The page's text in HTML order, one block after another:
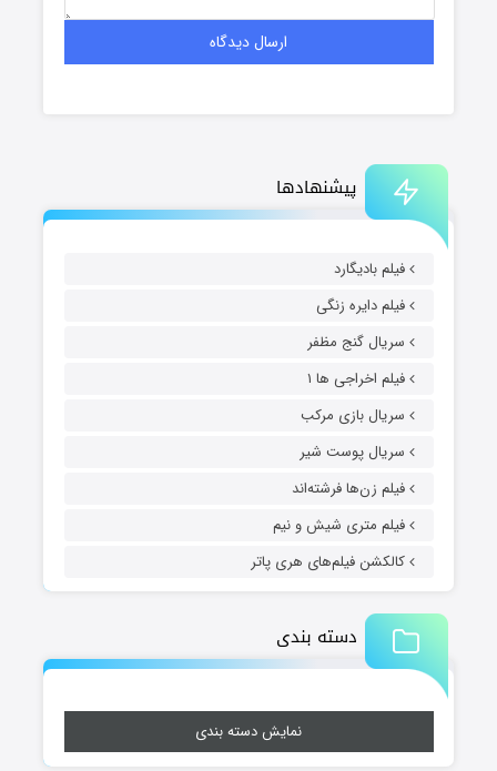
پیشنهادها
فیلم بادیگارد
فیلم دایره زنگی
سریال گنج مظفر
فیلم اخراجی ها ۱
سریال بازی مرکب
سریال پوست شیر
فیلم زن‌ها فرشته‌اند
فیلم متری شیش و نیم
کالکشن فیلم‌های هری پاتر
دسته بندی
نمایش دسته بندی